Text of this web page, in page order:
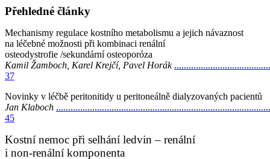
Přehledné články
Mechanismy regulace kostního metabolismu a jejich návaznost
na léčebné možnosti při kombinaci renální
osteodystrofie /sekundární osteoporóza
Kamil Žamboch, Karel Krejčí, Pavel Horák
37
Novinky v léčbě peritonitidy u peritoneálně dialyzovaných pacientů
Jan Klaboch
45
Kostní nemoc při selhání ledvin – renální
i non-renální komponenta